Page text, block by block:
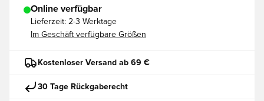
Online verfügbar
Lieferzeit: 2-3 Werktage
Im Geschäft verfügbare Größen
Kostenloser Versand ab 69 €
30 Tage Rückgaberecht